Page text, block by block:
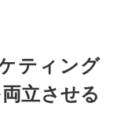
ティング
立させる